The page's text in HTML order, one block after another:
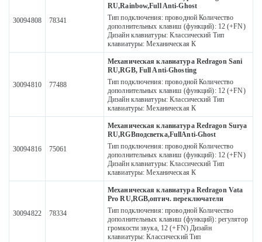
30094808 78341
RU,Rainbow,Full Anti-Ghost
Тип подключения: проводной Количество
дополнительных клавиш (функций): 12 (+FN)
Дизайн клавиатуры: Классический Тип
клавиатуры: Механическая К
30094810 77488
Механическая клавиатура Redragon Sani
RU,RGB, Full Anti-Ghosting
Тип подключения: проводной Количество
дополнительных клавиш (функций): 12 (+FN)
Дизайн клавиатуры: Классический Тип
клавиатуры: Механическая К
30094816 75061
Механическая клавиатура Redragon Surya
RU,RGBподсветка,FullAnti-Ghost
Тип подключения: проводной Количество
дополнительных клавиш (функций): 12 (+FN)
Дизайн клавиатуры: Классический Тип
клавиатуры: Механическая К
30094822 78334
Механическая клавиатура Redragon Vata
Pro RU,RGB,оптич. переключатели
Тип подключения: проводной Количество
дополнительных клавиш (функций): регулятор
громкости звука, 12 (+FN) Дизайн
клавиатуры: Классический Тип